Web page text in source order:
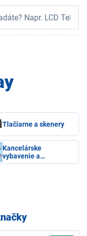
Tlačiarne a skenery
Kancelárske
vybavenie a
papiernictvo